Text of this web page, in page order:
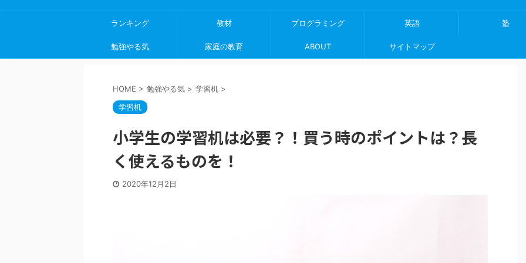
ランキング 教材 プログラミング 英語 塾
勉強やる気 家庭の教育 ABOUT サイトマップ
HOME > 勉強やる気 > 学習机 >
学習机
小学生の学習机は必要？！買う時のポイントは？長
く使えるものを！
2020年12月2日